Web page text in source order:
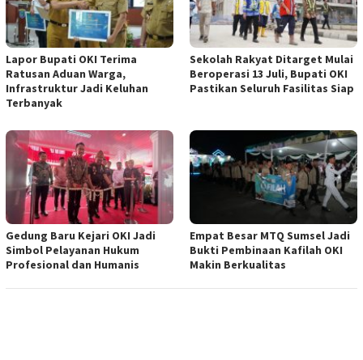
Lapor Bupati OKI Terima
Ratusan Aduan Warga,
Infrastruktur Jadi Keluhan
Terbanyak
Sekolah Rakyat Ditarget Mulai
Beroperasi 13 Juli, Bupati OKI
Pastikan Seluruh Fasilitas Siap
Gedung Baru Kejari OKI Jadi
Simbol Pelayanan Hukum
Profesional dan Humanis
Empat Besar MTQ Sumsel Jadi
Bukti Pembinaan Kafilah OKI
Makin Berkualitas